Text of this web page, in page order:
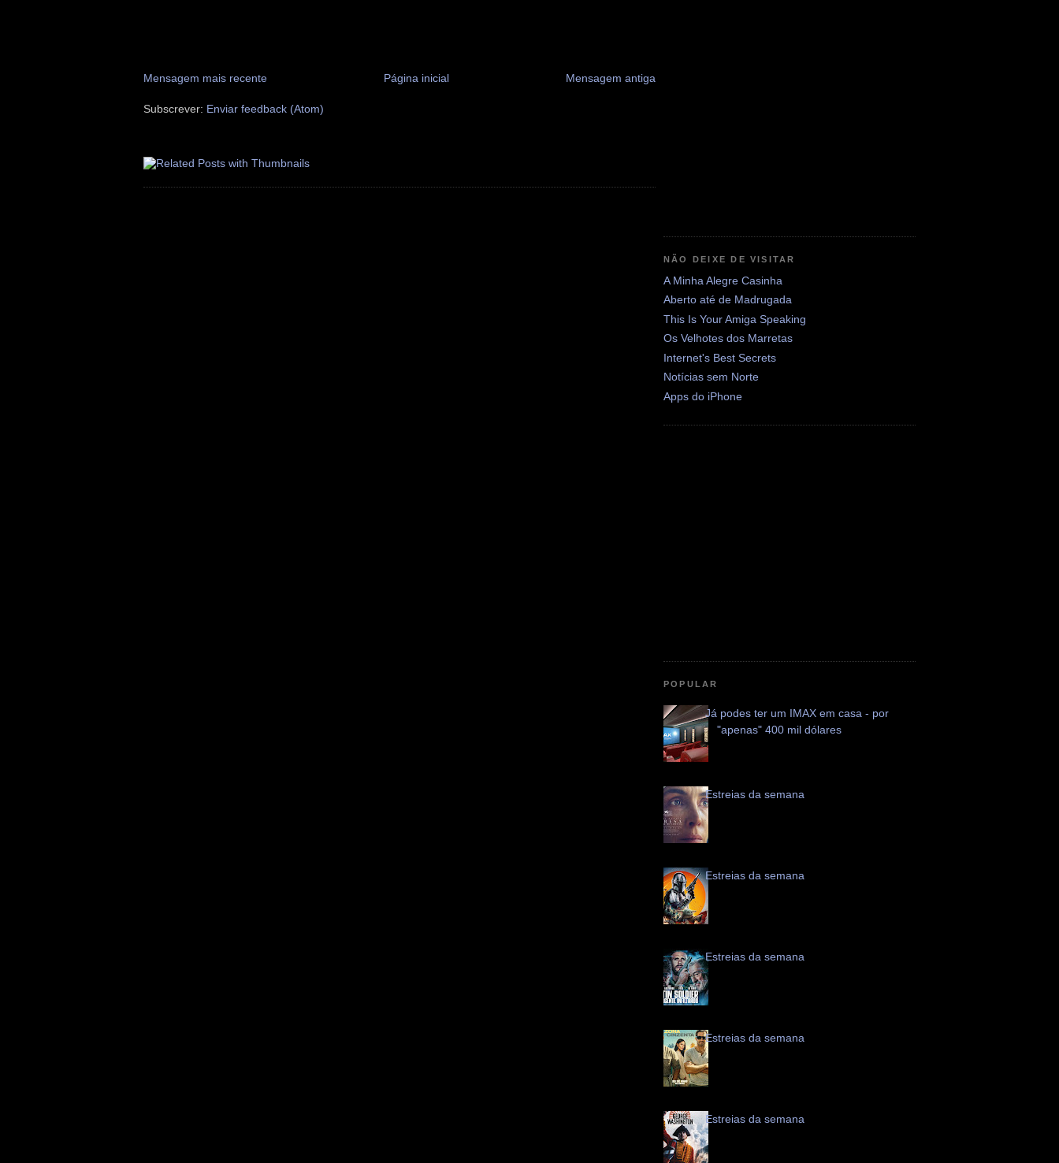
Mensagem mais recente Mensagem antiga
Página inicial
Subscrever: Enviar feedback (Atom)
NÃO DEIXE DE VISITAR
A Minha Alegre Casinha
Aberto até de Madrugada
This Is Your Amiga Speaking
Os Velhotes dos Marretas
Internet's Best Secrets
Notícias sem Norte
Apps do iPhone
POPULAR
Já podes ter um IMAX em casa - por
"apenas" 400 mil dólares
Estreias da semana
Estreias da semana
Estreias da semana
Estreias da semana
Estreias da semana